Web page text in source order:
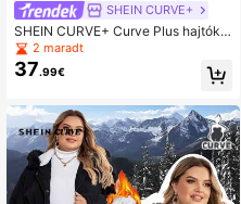
SHEIN CURVE+
SHEIN CURVE+ Curve Plus hajtóka
nyakú duplasoros kabát, télre
2 maradt
37.99€